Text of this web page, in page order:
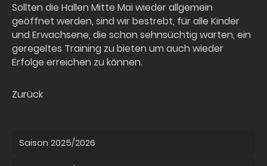
Sollten die Hallen Mitte Mai wieder allgemein
geöffnet werden, sind wir bestrebt, für alle Kinder
und Erwachsene, die schon sehnsüchtig warten, ein
geregeltes Training zu bieten um auch wieder
Erfolge erreichen zu können.
Zurück
Saison 2025/2026